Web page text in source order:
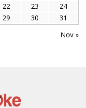
22 23
24
29 30
31
Nov »